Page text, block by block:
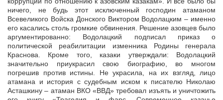
ничего, не будь этот исключенный господин атаманом
Всевеликого Войска Донского Виктором Водолацким – именно
его касались столь громкие обвинения. Решение азовцев было
аргументированно: Водолацкий подписал приказ о
политической реабилитации изменника Родины генерала
Краснова. Кроме того, казаки утверждали: Водолацкий
значительно приукрасил свою биографию, во многом
погрешив против истины. Не украсила, на их взгляд, лицо
атамана и история с судебным иском к писателю Николаю
Асташкину – атаман ВКО «ВВД» требовал изъять и уничтожить